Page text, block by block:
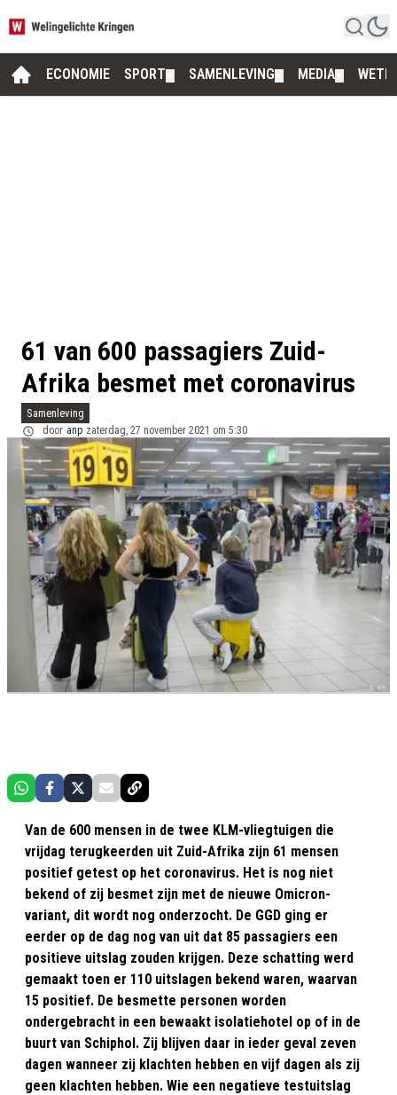
ECONOMIE SPORT SAMENLEVING MEDIA
61 van 600 passagiers Zuid-
Afrika besmet met coronavirus
Samenleving
door anp zaterdag, 27 november 2021 om 5:30
Van de 600 mensen in de twee KLM-vliegtuigen die
vrijdag terugkeerden uit Zuid-Afrika zijn 61 mensen
positief getest op het coronavirus. Het is nog niet
bekend of zij besmet zijn met de nieuwe Omicron-
variant, dit wordt nog onderzocht. De GGD ging er
eerder op de dag nog van uit dat 85 passagiers een
positieve uitslag zouden krijgen. Deze schatting werd
gemaakt toen er 110 uitslagen bekend waren, waarvan
15 positief. De besmette personen worden
ondergebracht in een bewaakt isolatiehotel op of in de
buurt van Schiphol. Zij blijven daar in ieder geval zeven
dagen wanneer zij klachten hebben en vijf dagen als zij
geen klachten hebben. Wie een negatieve testuitslag